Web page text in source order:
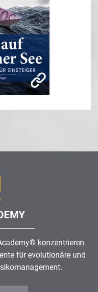
konzentrieren
für evolutionäre und
.